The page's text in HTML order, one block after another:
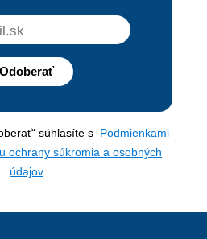
Odoberať
súhlasíte s Podmienkami
ochrany súkromia a osobných
údajov